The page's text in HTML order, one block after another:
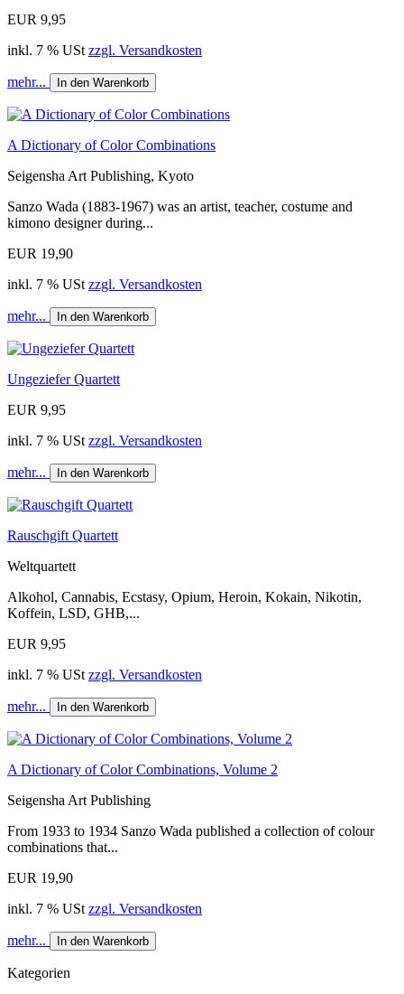
EUR 9,95
inkl. 7 % USt zzgl. Versandkosten
mehr... In den Warenkorb
A Dictionary of Color Combinations
Seigensha Art Publishing, Kyoto
Sanzo Wada (1883-1967) was an artist, teacher, costume and
kimono designer during...
EUR 19,90
inkl. 7 % USt zzgl. Versandkosten
mehr... In den Warenkorb
Ungeziefer Quartett
EUR 9,95
inkl. 7 % USt zzgl. Versandkosten
mehr... In den Warenkorb
Rauschgift Quartett
Weltquartett
Alkohol, Cannabis, Ecstasy, Opium, Heroin, Kokain, Nikotin,
Koffein, LSD, GHB,...
EUR 9,95
inkl. 7 % USt zzgl. Versandkosten
mehr... In den Warenkorb
A Dictionary of Color Combinations, Volume 2
Seigensha Art Publishing
From 1933 to 1934 Sanzo Wada published a collection of colour
combinations that...
EUR 19,90
inkl. 7 % USt zzgl. Versandkosten
mehr... In den Warenkorb
Kategorien